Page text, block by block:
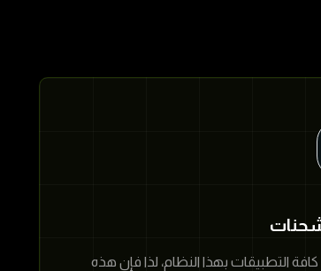
كافة التطبيقات بهذا النظام، لذا فإن هذه